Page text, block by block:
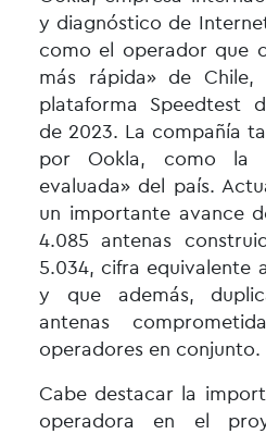
y diagnóstico de
como el operador que
más rápida» de
plataforma Speedtest
de 2023. La compañía
por Ookla, como la
evaluada» del país.
un importante avance
4.085 antenas
5.034, cifra equivalente
y que además,
antenas
operadores en conjunto.
Cabe destacar la
operadora en el